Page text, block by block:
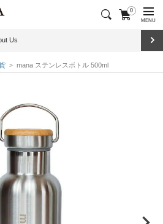
0
MENU
Us
mana ステンレスボトル 500ml